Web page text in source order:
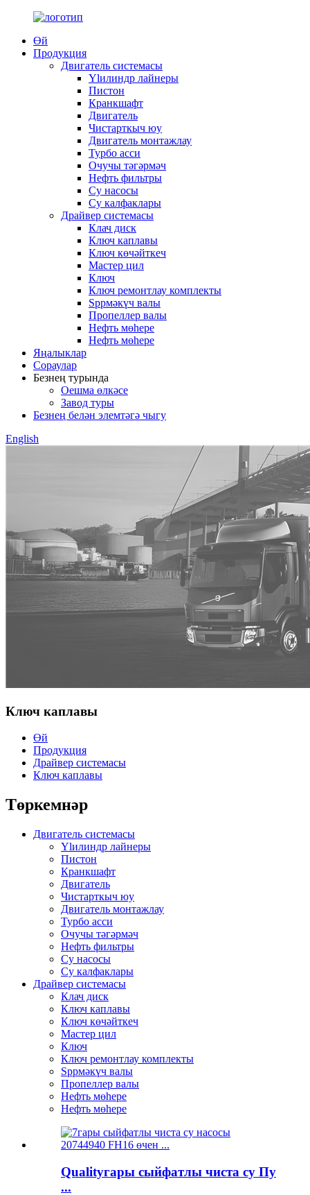
Өй
Продукция
Двигатель системасы
Ylилиндр лайнеры
Пистон
Кранкшафт
Двигатель
Чистарткыч юу
Двигатель монтажлау
Турбо асси
Очучы тәгәрмәч
Нефть фильтры
Су насосы
Су калфаклары
Драйвер системасы
Клач диск
Ключ каплавы
Ключ көчәйткеч
Мастер цил
Ключ
Ключ ремонтлау комплекты
Spрмәкүч валы
Пропеллер валы
Нефть мөһере
Нефть мөһере
Яңалыклар
Сораулар
Безнең турында
Оешма өлкәсе
Завод туры
Безнең белән элемтәгә чыгу
English
Ключ каплавы
Өй
Продукция
Драйвер системасы
Ключ каплавы
Төркемнәр
Двигатель системасы
Ylилиндр лайнеры
Пистон
Кранкшафт
Двигатель
Чистарткыч юу
Двигатель монтажлау
Турбо асси
Очучы тәгәрмәч
Нефть фильтры
Су насосы
Су калфаклары
Драйвер системасы
Клач диск
Ключ каплавы
Ключ көчәйткеч
Мастер цил
Ключ
Ключ ремонтлау комплекты
Spрмәкүч валы
Пропеллер валы
Нефть мөһере
Нефть мөһере
Qualityгары сыйфатлы чиста су Пу
...